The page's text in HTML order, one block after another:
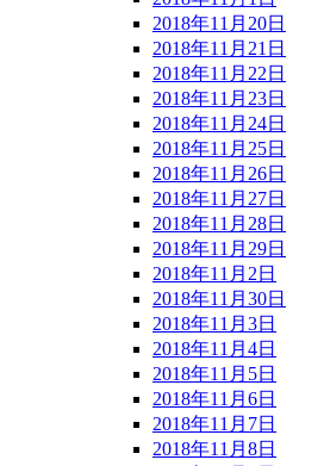
2018年11月20日
2018年11月21日
2018年11月22日
2018年11月23日
2018年11月24日
2018年11月25日
2018年11月26日
2018年11月27日
2018年11月28日
2018年11月29日
2018年11月2日
2018年11月30日
2018年11月3日
2018年11月4日
2018年11月5日
2018年11月6日
2018年11月7日
2018年11月8日